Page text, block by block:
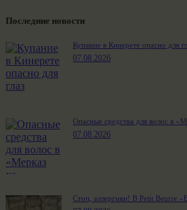
Последние новости
Купание в Кинерете опасно для
07.08.2026
Опасные средства для волос в
07.08.2026
Стоп, аллергики! В Petit Beurre